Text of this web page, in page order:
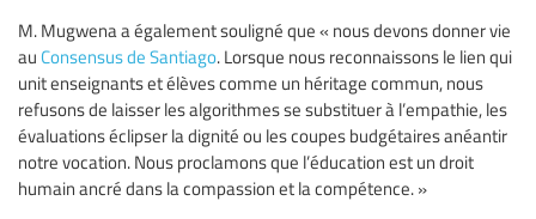
M. Mugwena a également souligné que « nous devons donner vie
au Consensus de Santiago. Lorsque nous reconnaissons le lien qui
unit enseignants et élèves comme un héritage commun, nous
refusons de laisser les algorithmes se substituer à l’empathie, les
évaluations éclipser la dignité ou les coupes budgétaires anéantir
notre vocation. Nous proclamons que l’éducation est un droit
humain ancré dans la compassion et la compétence. »